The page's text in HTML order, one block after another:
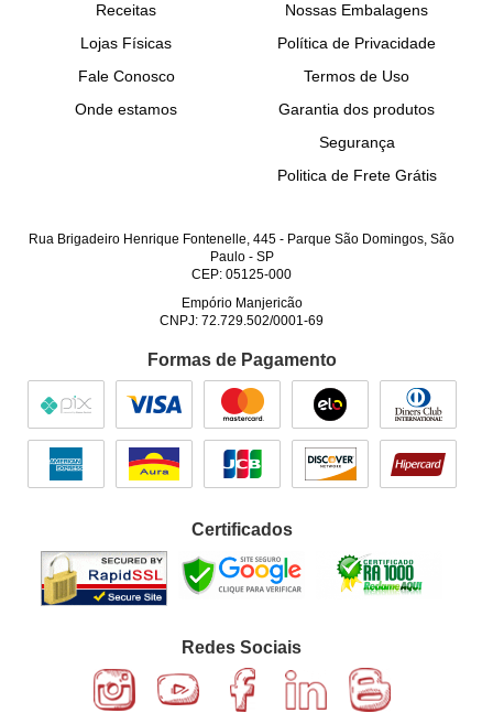
Receitas
Lojas Físicas
Fale Conosco
Onde estamos
Nossas Embalagens
Política de Privacidade
Termos de Uso
Garantia dos produtos
Segurança
Politica de Frete Grátis
Rua Brigadeiro Henrique Fontenelle, 445 - Parque São Domingos, São
Paulo- SP
CEP: 05125-000
Empório Manjericão
CNPJ: 72.729.502/0001-69
Formas de Pagamento
Certificados
Redes Sociais